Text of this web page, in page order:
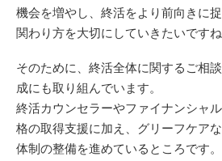
機会を増やし、終活をより前向きに
関わり方を大切にしていきたいですね
そのために、終活全体に関するご相
成にも取り組んでいます。
終活カウンセラーやファイナンシャ
格の取得支援に加え、グリーフケア
体制の整備を進めているところです。